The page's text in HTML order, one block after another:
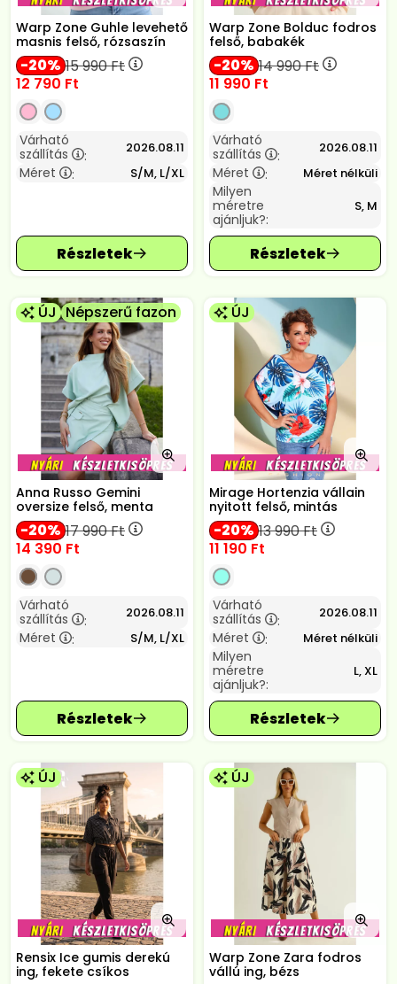
Warp Zone Guhle levehető
masnis felső, rózsaszín
20 15 990Ft
12 790 Ft
Várható
szállítás
: 2026.08.11
Méret : S/M, L/XL
Warp Zone Bolduc fodros
felső, babakék
20 14 990Ft
11 990 Ft
Várható
szállítás
: 2026.08.11
Méret : Méret nélküli
Milyen
méretre
ajánljuk?:
S, M
ÚJ Népszerű fazon
Anna Russo Gemini
oversize felső, menta
20 17 990Ft
14 390 Ft
Várható
szállítás
: 2026.08.11
Méret : S/M, L/XL
ÚJ
Mirage Hortenzia vállain
nyitott felső, mintás
20 13 990Ft
11 190 Ft
Várható
szállítás
: 2026.08.11
Méret : Méret nélküli
Milyen
méretre
ajánljuk?:
L, XL
ÚJ
Rensix Ice gumis derekú
ing, fekete csíkos
ÚJ
Warp Zone Zara fodros
vállú ing, bézs